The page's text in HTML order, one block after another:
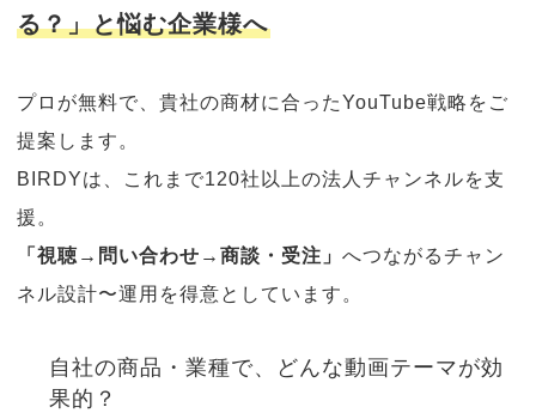
る？」と悩む企業様へ
プロが無料で、貴社の商材に合ったYouTube戦略をご
提案します。
BIRDYは、これまで120社以上の法人チャンネルを支
援。
「視聴→問い合わせ→商談・受注」へつながるチャン
ネル設計〜運用を得意としています。
自社の商品・業種で、どんな動画テーマが効
果的？